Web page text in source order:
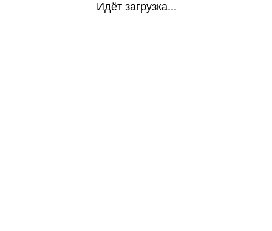
Идёт загрузка...